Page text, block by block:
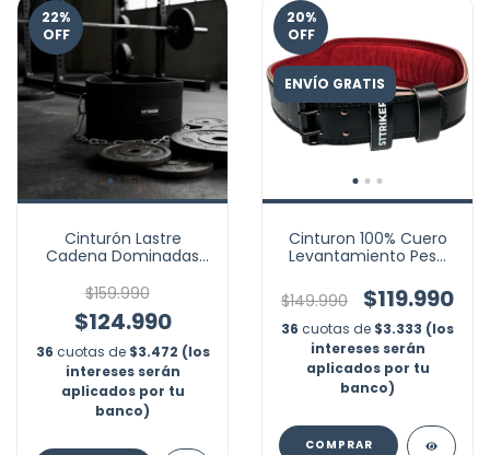
22%
OFF
Cinturón Lastre
Cadena Dominadas
Discos
$159.990
$124.990
36 cuotas de $3.472 (los
intereses serán
aplicados por tu
banco)
20%
OFF
ENVÍO GRATIS
Cinturon 100% Cuero
Levantamiento Pesa
$149.990
$119.990
36 cuotas de $3.333 (los
intereses serán
aplicados por tu
banco)
COMPRAR